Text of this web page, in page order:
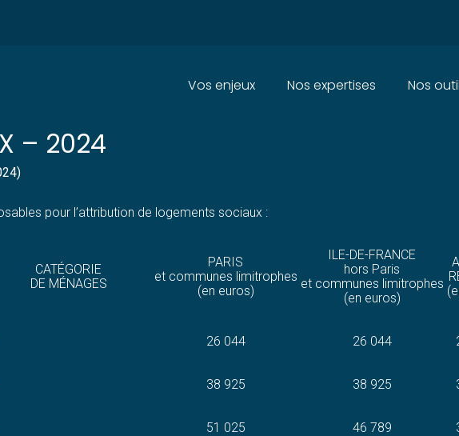
Principal
Vos enjeux Nos expertises Nos
ANNUELLES POUR
– 2024
pour l’attribution de logements sociaux :
CATÉGORIE
DE MÉNAGES
PARIS
et communes limitrophes
(en euros)
ILE-DE-FRANCE
hors Paris
et communes limitrophes
(en euros)
26 044 26 044
38 925 38 925
51 025 46 789